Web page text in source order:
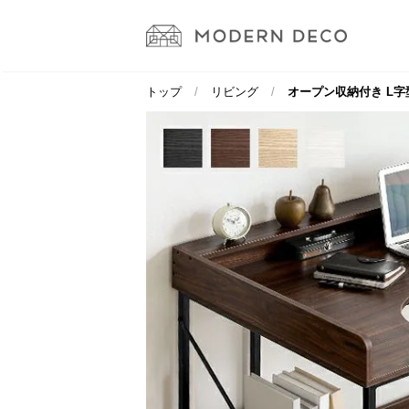
トップ リビング オープン収納付き L